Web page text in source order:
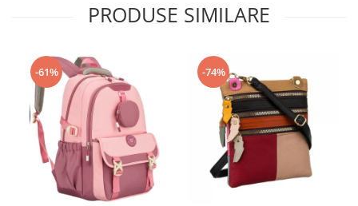
PRODUSE SIMILARE
-61% -74%